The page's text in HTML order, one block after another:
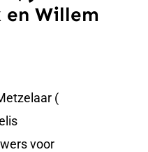
en Willem
(
voor